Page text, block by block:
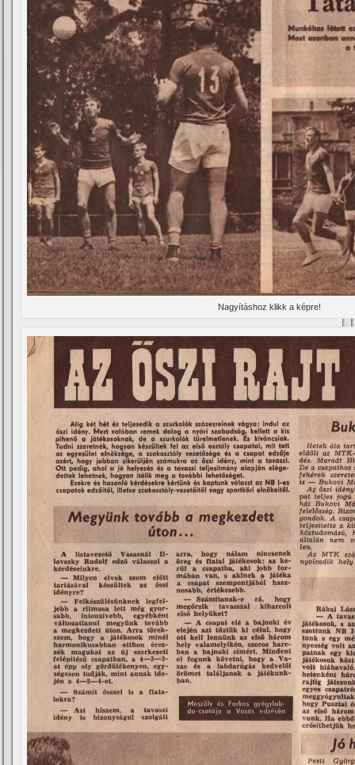
Nagyí­táshoz klikk a képre!